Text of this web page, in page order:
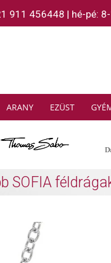
911 456448 | hé-pé:
ARANY EZÜST
SABO: